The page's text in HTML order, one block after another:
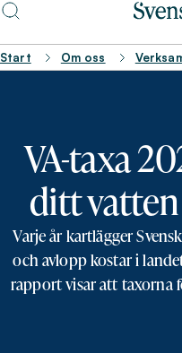
Start Om oss
VA-taxa
ditt
Varje år kartlägger
och avlopp kostar i
rapport visar att taxorna